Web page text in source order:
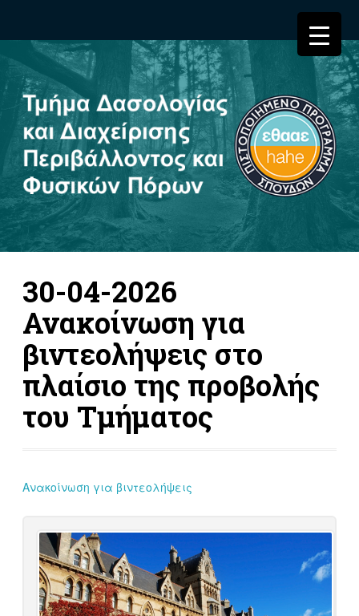
30-04-2026
Ανακοίνωση για
βιντεολήψεις στο
πλαίσιο της προβολής
του Τμήματος
Ανακοίνωση για βιντεολήψεις